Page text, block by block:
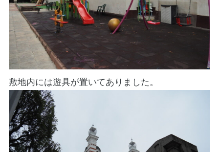
敷地内には遊具が置いてありました。